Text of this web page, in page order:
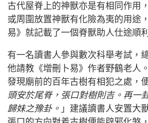
古代屋脊上的神獸亦是有相同作用
或周圍放置神獸有化險為夷的用途
易》就記載了一個脊獸助人仕途順
有一名讀書人參與數次科舉考試，
他請教《增刪卜易》作者野鶴老人
發現廟前的百年古樹有相犯之處，
頭安於尾脊，張口對樹則吉。再一
歸妹之豫卦。 」建議讀書人安置大